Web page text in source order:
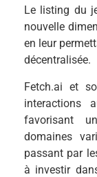
Le listing du
nouvelle
en leur
décentralisée.
Fetch.ai et
interactions
favorisant
domaines
passant par
à investir